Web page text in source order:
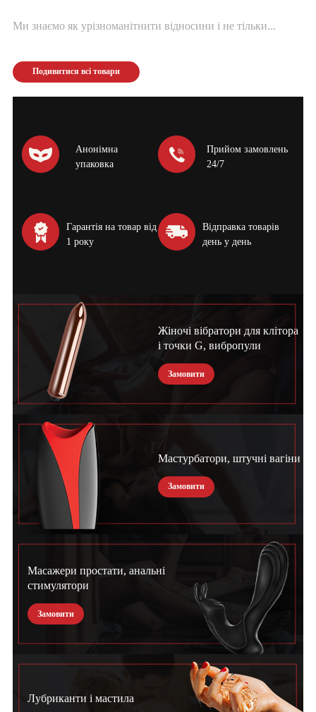
Ми знаємо як урізноманітнити відносини і не тільки...
Подивитися всі товари
Анонімна
упаковка
Прийом замовлень
24/7
Гарантія на товар від
1 року
Відправка товарів
день у день
Жіночі вібратори для клітора
і точки G, вибропули
Замовити
Мастурбатори, штучні вагіни
Замовити
Масажери простати, анальні
стимулятори
Замовити
Лубриканти і мастила